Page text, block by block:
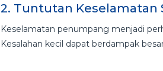
2. Tuntutan Keselamatan
Keselamatan penumpang menjadi
Kesalahan kecil dapat berdampak